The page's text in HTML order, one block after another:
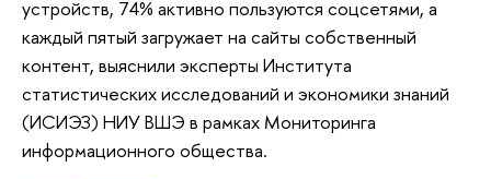
устройств, 74% активно пользуются соцсетями, а
каждый пятый загружает на сайты собственный
контент, выяснили эксперты Института
статистических исследований и экономики знаний
(ИСИЭЗ) НИУ ВШЭ в рамках Мониторинга
информационного общества.